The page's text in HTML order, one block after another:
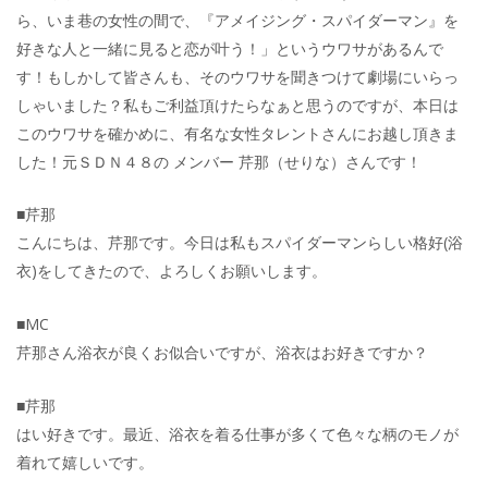
ら、いま巷の女性の間で、『アメイジング・スパイダーマン』を
好きな人と一緒に見ると恋が叶う！」というウワサがあるんで
す！もしかして皆さんも、そのウワサを聞きつけて劇場にいらっ
しゃいました？私もご利益頂けたらなぁと思うのですが、本日は
このウワサを確かめに、有名な女性タレントさんにお越し頂きま
した！元ＳＤＮ４８の メンバー 芹那（せりな）さんです！
■芹那
こんにちは、芹那です。今日は私もスパイダーマンらしい格好(浴
衣)をしてきたので、よろしくお願いします。
■MC
芹那さん浴衣が良くお似合いですが、浴衣はお好きですか？
■芹那
はい好きです。最近、浴衣を着る仕事が多くて色々な柄のモノが
着れて嬉しいです。